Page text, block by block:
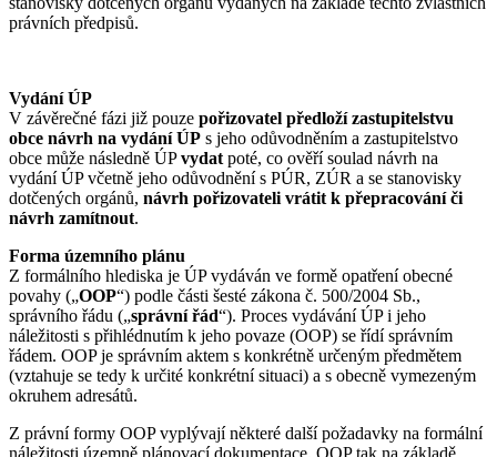
právních předpisů.
Vydání ÚP
V závěrečné fázi již pouze pořizovatel předloží zastupitelstvu
obce návrh na vydání ÚP s jeho odůvodněním a zastupitelstvo
obce může následně ÚPvydat poté, co ověří soulad návrh na
vydání ÚP včetně jeho odůvodnění s PÚR, ZÚR a se stanovisky
dotčených orgánů, návrh pořizovateli vrátit k přepracování či
návrh zamítnout.
Forma územního plánu
Z formálního hlediska je ÚP vydáván ve formě opatření obecné
povahy („OOP“) podle části šesté zákona č. 500/2004 Sb.,
správního řádu („správní řád“). Proces vydávání ÚP i jeho
náležitosti s přihlédnutím k jeho povaze (OOP) se řídí správním
řádem. OOP je správním aktem s konkrétně určeným předmětem
(vztahuje se tedy k určité konkrétní situaci) a s obecně vymezeným
okruhem adresátů.
Z právní formy OOP vyplývají některé další požadavky na formální
náležitosti územně plánovací dokumentace. OOP tak na základě